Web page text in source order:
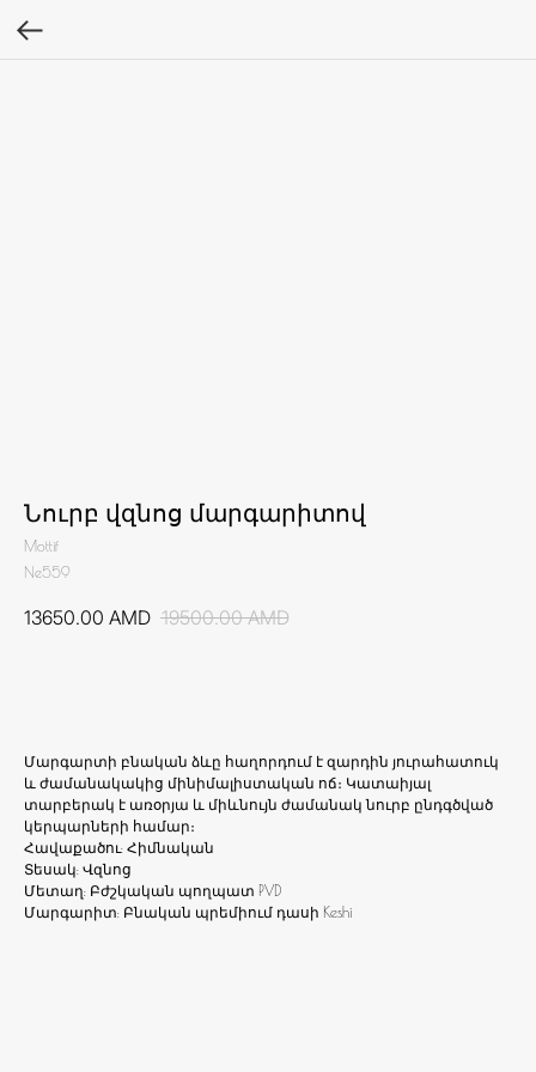
Նուրբ վզնոց մարգարիտով
Mottif
Ne559
13650.00 AMD 19500.00 AMD
Մարգարտի բնական ձևը հաղորդում է զարդին յուրահատուկ
և ժամանակակից մինիմալիստական ոճ։ Կատաիյալ
տարբերակ է առօրյա և միևնույն ժամանակ նուրբ ընդգծված
կերպարների համար։
Հավաքածու: Հիմնական
Տեսակ: Վզնոց
Մետաղ: Բժշկական պողպատ PVD
Մարգարիտ: Բնական պրեմիում դասի Keshi